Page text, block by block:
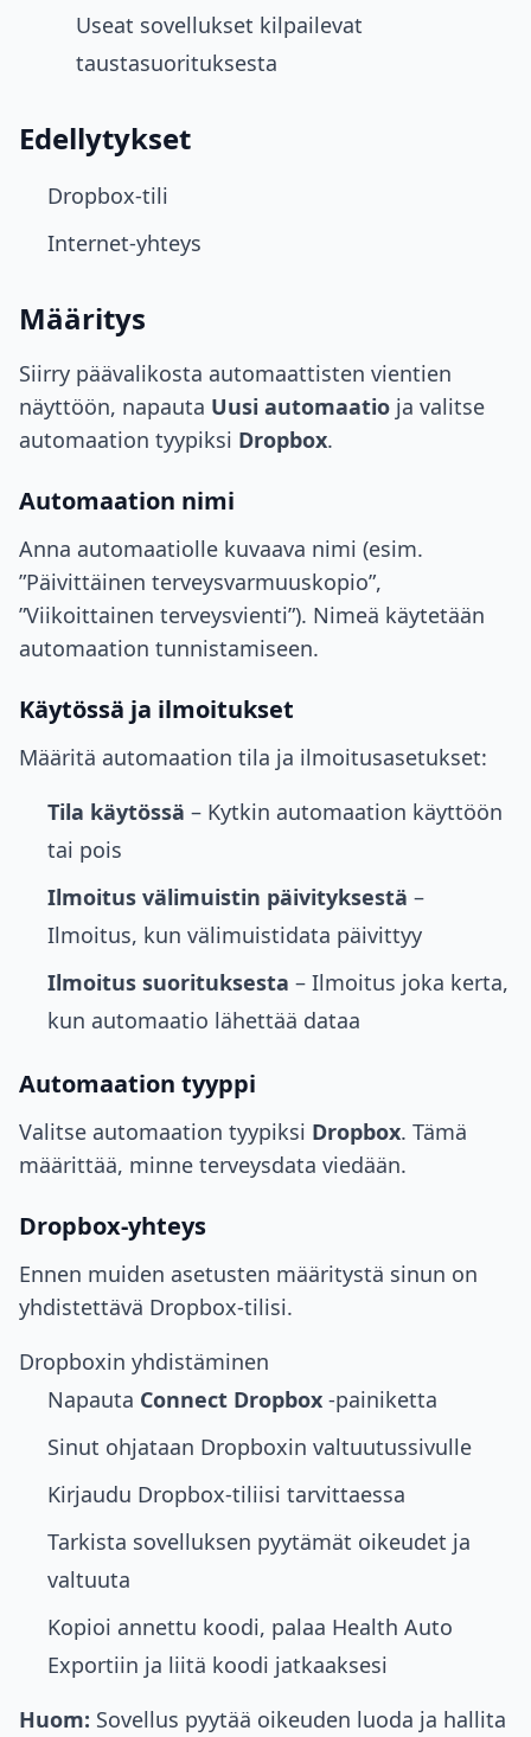
Useat sovellukset kilpailevat
taustasuorituksesta
Edellytykset
Dropbox-tili
Internet-yhteys
Määritys
Siirry päävalikosta automaattisten vientien
näyttöön, napauta Uusi automaatio ja valitse
automaation tyypiksi Dropbox.
Automaation nimi
Anna automaatiolle kuvaava nimi (esim.
”Päivittäinen terveysvarmuuskopio”,
”Viikoittainen terveysvienti”). Nimeä käytetään
automaation tunnistamiseen.
Käytössä ja ilmoitukset
Määritä automaation tila ja ilmoitusasetukset:
Tila käytössä – Kytkin automaation käyttöön
tai pois
Ilmoitus välimuistin päivityksestä –
Ilmoitus, kun välimuistidata päivittyy
Ilmoitus suorituksesta – Ilmoitus joka kerta,
kun automaatio lähettää dataa
Automaation tyyppi
Valitse automaation tyypiksi Dropbox. Tämä
määrittää, minne terveysdata viedään.
Dropbox-yhteys
Ennen muiden asetusten määritystä sinun on
yhdistettävä Dropbox-tilisi.
Dropboxin yhdistäminen
Napauta Connect Dropbox -painiketta
Sinut ohjataan Dropboxin valtuutussivulle
Kirjaudu Dropbox-tiliisi tarvittaessa
Tarkista sovelluksen pyytämät oikeudet ja
valtuuta
Kopioi annettu koodi, palaa Health Auto
Exportiin ja liitä koodi jatkaaksesi
Huom: Sovellus pyytää oikeuden luoda ja hallita